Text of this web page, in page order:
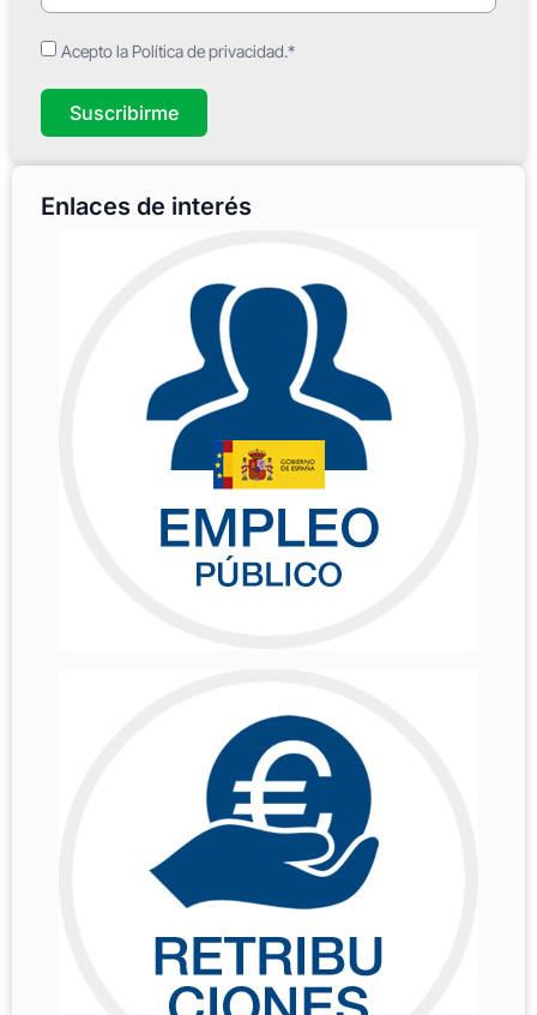
Acepto la Política de privacidad.*
Suscribirme
Enlaces de interés